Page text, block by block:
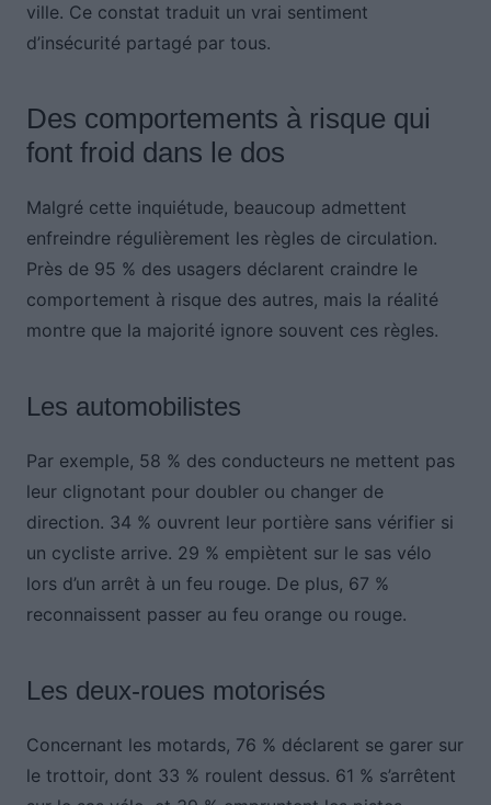
ville. Ce constat traduit un vrai sentiment
d’insécurité partagé par tous.
Des comportements à risque qui
font froid dans le dos
Malgré cette inquiétude, beaucoup admettent
enfreindre régulièrement les règles de circulation.
Près de 95 % des usagers déclarent craindre le
comportement à risque des autres, mais la réalité
montre que la majorité ignore souvent ces règles.
Les automobilistes
Par exemple, 58 % des conducteurs ne mettent pas
leur clignotant pour doubler ou changer de
direction. 34 % ouvrent leur portière sans vérifier si
un cycliste arrive. 29 % empiètent sur le sas vélo
lors d’un arrêt à un feu rouge. De plus, 67 %
reconnaissent passer au feu orange ou rouge.
Les deux-roues motorisés
Concernant les motards, 76 % déclarent se garer sur
le trottoir, dont 33 % roulent dessus. 61 % s’arrêtent